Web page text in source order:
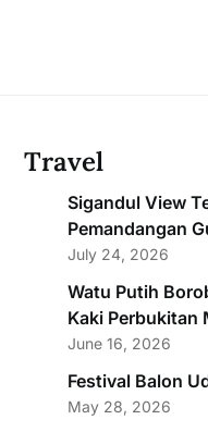
Travel
Sigandul View
Pemandangan
July 24, 2026
Watu Putih
Kaki Perbukitan
June 16, 2026
Festival Balon
May 28, 2026